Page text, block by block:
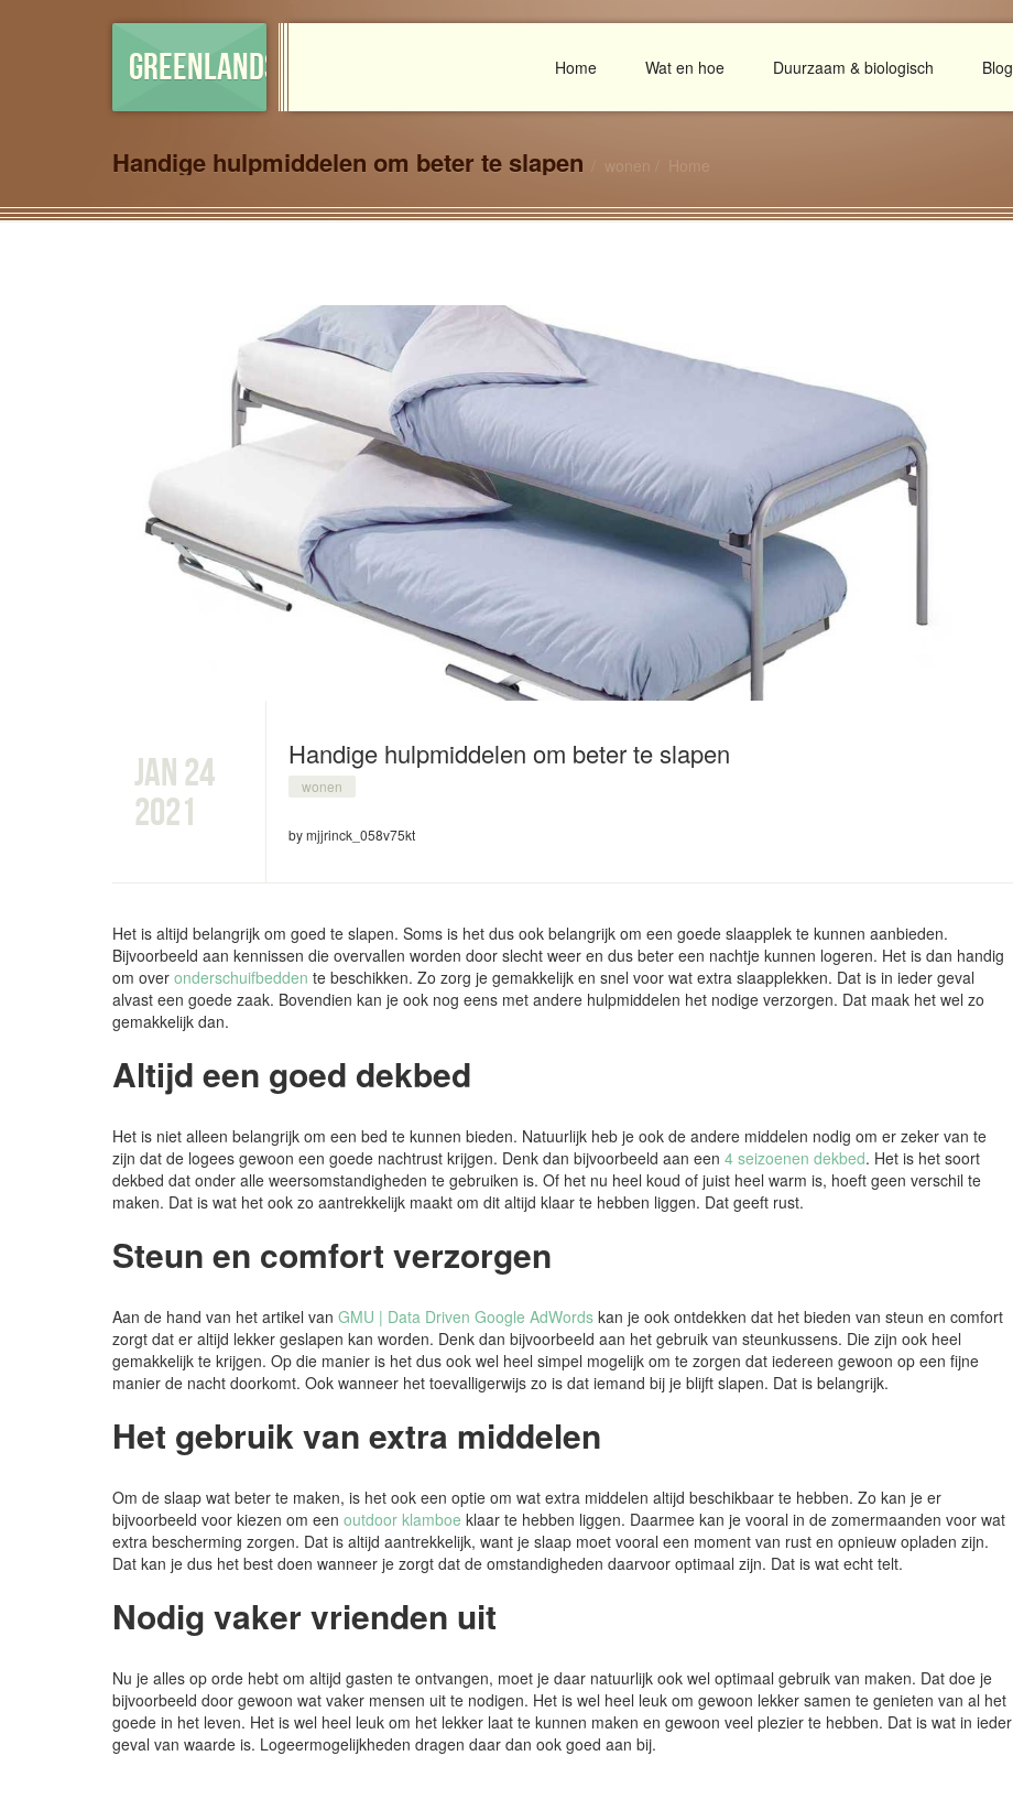
GREENLANDSHOP Home Wat en hoe Duurzaam & biologisch Blog
Handige hulpmiddelen om beter te slapen Home
wonen
jan 24
2021
Handige hulpmiddelen om beter te slapen
wonen
by mjjrinck_058v75kt
Het is altijd belangrijk om goed te slapen. Soms is het dus ook belangrijk om een goede slaapplek te kunnen aanbieden.
Bijvoorbeeld aan kennissen die overvallen worden door slecht weer en dus beter een nachtje kunnen logeren. Het is dan handig
om over onderschuifbedden te beschikken. Zo zorg je gemakkelijk en snel voor wat extra slaapplekken. Dat is in ieder geval
alvast een goede zaak. Bovendien kan je ook nog eens met andere hulpmiddelen het nodige verzorgen. Dat maak het wel zo
gemakkelijk dan.
Altijd een goed dekbed
Het is niet alleen belangrijk om een bed te kunnen bieden. Natuurlijk heb je ook de andere middelen nodig om er zeker van te
zijn dat de logees gewoon een goede nachtrust krijgen. Denk dan bijvoorbeeld aan een 4 seizoenen dekbed. Het is het soort
dekbed dat onder alle weersomstandigheden te gebruiken is. Of het nu heel koud of juist heel warm is, hoeft geen verschil te
maken. Dat is wat het ook zo aantrekkelijk maakt om dit altijd klaar te hebben liggen. Dat geeft rust.
Steun en comfort verzorgen
Aan de hand van het artikel van GMU | Data Driven Google AdWords kan je ook ontdekken dat het bieden van steun en comfort
zorgt dat er altijd lekker geslapen kan worden. Denk dan bijvoorbeeld aan het gebruik van steunkussens. Die zijn ook heel
gemakkelijk te krijgen. Op die manier is het dus ook wel heel simpel mogelijk om te zorgen dat iedereen gewoon op een fijne
manier de nacht doorkomt. Ook wanneer het toevalligerwijs zo is dat iemand bij je blijft slapen. Dat is belangrijk.
Het gebruik van extra middelen
Om de slaap wat beter te maken, is het ook een optie om wat extra middelen altijd beschikbaar te hebben. Zo kan je er
bijvoorbeeld voor kiezen om een outdoor klamboe klaar te hebben liggen. Daarmee kan je vooral in de zomermaanden voor wat
extra bescherming zorgen. Dat is altijd aantrekkelijk, want je slaap moet vooral een moment van rust en opnieuw opladen zijn.
Dat kan je dus het best doen wanneer je zorgt dat de omstandigheden daarvoor optimaal zijn. Dat is wat echt telt.
Nodig vaker vrienden uit
Nu je alles op orde hebt om altijd gasten te ontvangen, moet je daar natuurlijk ook wel optimaal gebruik van maken. Dat doe je
bijvoorbeeld door gewoon wat vaker mensen uit te nodigen. Het is wel heel leuk om gewoon lekker samen te genieten van al het
goede in het leven. Het is wel heel leuk om het lekker laat te kunnen maken en gewoon veel plezier te hebben. Dat is wat in ieder
geval van waarde is. Logeermogelijkheden dragen daar dan ook goed aan bij.